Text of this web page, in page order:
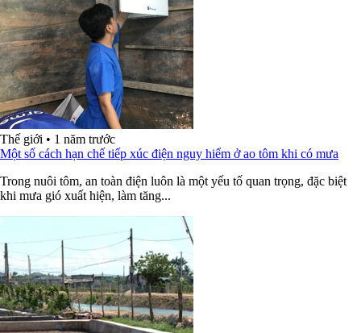
Thế giới • 1 năm trước
Một số cách hạn chế tiếp xúc điện nguy hiểm ở ao tôm khi có mưa
Trong nuôi tôm, an toàn điện luôn là một yếu tố quan trọng, đặc biệt
khi mưa gió xuất hiện, làm tăng...